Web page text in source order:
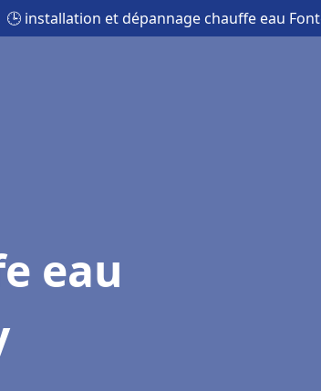
🕒 installation et dépannage chauffe eau
eau